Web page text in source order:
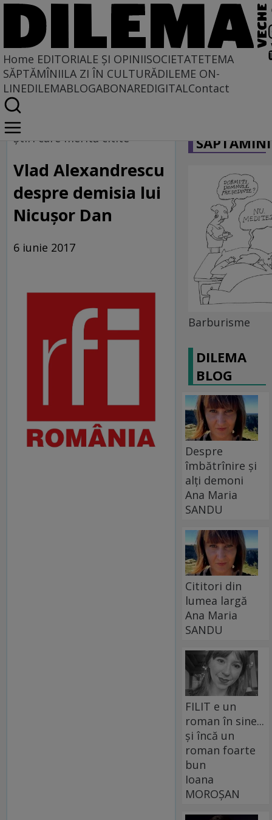
Home EDITORIALE ȘI OPINIISOCIETATETEMA
SĂPTĂMÎNIILA ZI ÎN CULTURĂDILEME ON-
LINEDILEMABLOGABONAREDIGITALContact
Home
Dilematix
Știrile RFI
Ştiri care merită citite
Vlad Alexandrescu
despre demisia lui
Nicuşor Dan
6 iunie 2017
Barburisme
DILEMA
BLOG
Despre
îmbătrînire și
alți demoni
Ana Maria
SANDU
Cititori din
lumea largă
Ana Maria
SANDU
FILIT e un
roman în sine...
și încă un
roman foarte
bun
Ioana
MOROȘAN